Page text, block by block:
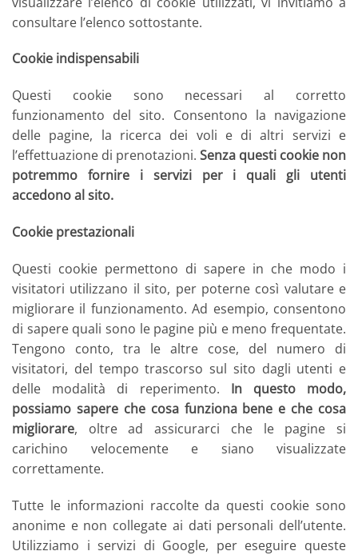
consultare l’elenco sottostante.
Cookie indispensabili
Questi cookie sono necessari al corretto
funzionamento del sito. Consentono la navigazione
delle pagine, la ricerca dei voli e di altri servizi e
l’effettuazione di prenotazioni. Senza questi cookie non
potremmo fornire i servizi per i quali gli utenti
accedono al sito.
Cookie prestazionali
Questi cookie permettono di sapere in che modo i
visitatori utilizzano il sito, per poterne così valutare e
migliorare il funzionamento. Ad esempio, consentono
di sapere quali sono le pagine più e meno frequentate.
Tengono conto, tra le altre cose, del numero di
visitatori, del tempo trascorso sul sito dagli utenti e
delle modalità di reperimento. In questo modo,
possiamo sapere che cosa funziona bene e che cosa
migliorare, oltre ad assicurarci che le pagine si
carichino velocemente e siano visualizzate
correttamente.
Tutte le informazioni raccolte da questi cookie sono
anonime e non collegate ai dati personali dell’utente.
Utilizziamo i servizi di Google, per eseguire queste